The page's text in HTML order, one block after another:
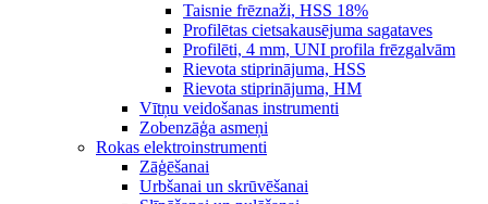
Taisnie frēznaži, HSS 18%
Profilētas cietsakausējuma sagataves
Profilēti, 4 mm, UNI profila frēzgalvām
Rievota stiprinājuma, HSS
Rievota stiprinājuma, HM
Vītņu veidošanas instrumenti
Zobenzāģa asmeņi
Rokas elektroinstrumenti
Zāģēšanai
Urbšanai un skrūvēšanai